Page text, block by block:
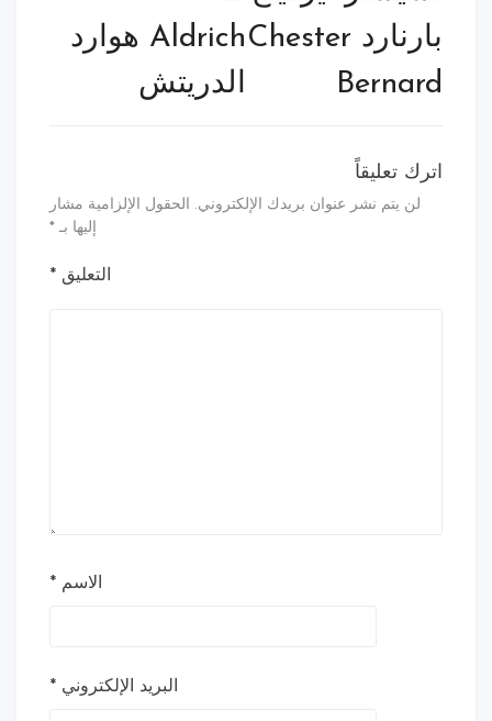
Aldrich هوارد
الدريتش
بارنارد Chester
Bernard
اترك تعليقاً
لن يتم نشر عنوان بريدك الإلكتروني.
الحقول الإلزامية مشار
إليها بـ *
التعليق *
الاسم *
البريد الإلكتروني *